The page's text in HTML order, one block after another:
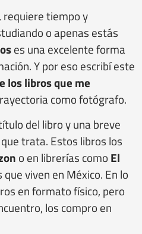
tiempo y
o apenas estás
es una excelente forma
Y por eso escribí este
los libros que me
como fotógrafo.
del libro y una breve
trata. Estos libros los
o en librerías como El
que viven en México. En lo
en formato físico, pero
los compro en